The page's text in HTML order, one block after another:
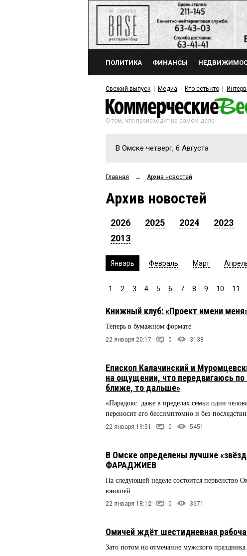
ПОЛИТИКА ФИНАНСЫ
Свежий выпуск Медиа Кто есть кто
О том, что происходит на самом деле
В Омске четверг, 6 Августа
Главная → Архив новостей
Архив новостей
2026 2025 2024 2023
2013
Январь Февраль Март
1 2 3 4 5 6 7 8 9 10 11
Книжный клуб: «Проект имени
Теперь в бумажном формате
22 января 20:17 0 3138
Епископ Калачинский и
на ощущении, что передвигаюсь
ближе, то дальше»
«Парадокс: даже в пределах семьи один
переносит его бессимптомно и без
22 января 19:51 0 5451
В Омске определены лучшие
ФАРАДЖИЕВ
На следующей неделе состоится первенство
юношей
22 января 18:12 0 3671
Омичей ждёт шестидневная
Зато потом на отмечание мужского праздника